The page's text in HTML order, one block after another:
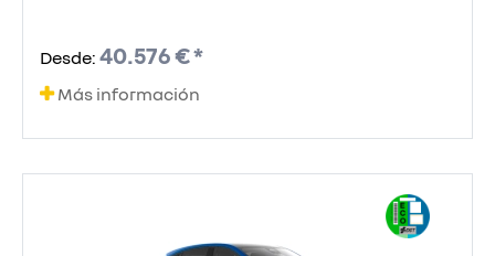
Desde: 40.576 € *
Más información